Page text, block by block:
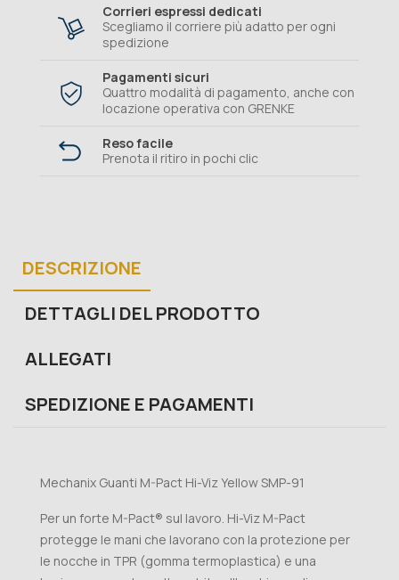
Corrieri espressi dedicati
Scegliamo il corriere più adatto per ogni
spedizione
Pagamenti sicuri
Quattro modalità di pagamento, anche con
locazione operativa con GRENKE
Reso facile
Prenota il ritiro in pochi clic
DESCRIZIONE
DETTAGLI DEL PRODOTTO
ALLEGATI
SPEDIZIONE E PAGAMENTI
Mechanix Guanti M-Pact Hi-Viz Yellow SMP-91
Per un forte M-Pact® sul lavoro. Hi-Viz M-Pact
protegge le mani che lavorano con la protezione per
le nocche in TPR (gomma termoplastica) e una